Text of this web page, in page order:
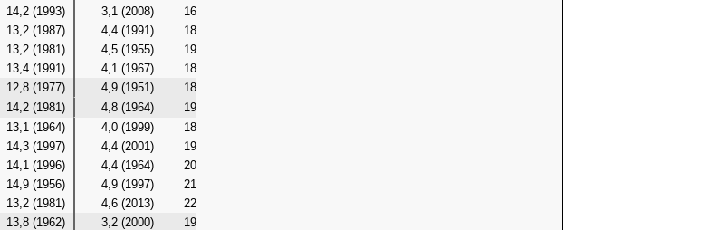
14,2 (1993) 3,1 (2008) 16,7 (1986)
13,2 (1987) 4,4 (1991) 18,0 (2005)
13,2 (1981) 4,5 (1955) 19,1 (2021)
13,4 (1991) 4,1 (1967) 18,8 (2013)
12,8 (1977) 4,9 (1951) 18,8 (2000)
14,2 (1981) 4,8 (1964) 19,0
13,1 (1964) 4,0 (1999) 18,9 (2025)
14,3 (1997) 4,4 (2001) 19,7 (2016)
14,1 (1996) 4,4 (1964) 20,0 (2019)
14,9 (1956) 4,9 (1997) 21,4
13,2 (1981) 4,6 (2013) 22,5
13,8 (1962) 3,2 (2000) 19,7